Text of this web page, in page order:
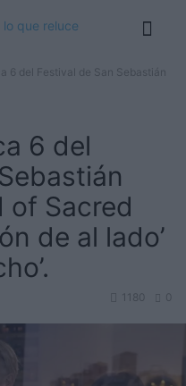
6 del Festival de San Sebastián
6 del
of Sacred
de al lado’
0
1180